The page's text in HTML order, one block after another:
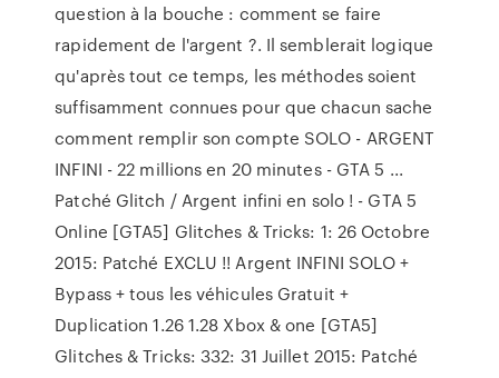
question à la bouche : comment se faire
rapidement de l'argent ?. Il semblerait logique
qu'après tout ce temps, les méthodes soient
suffisamment connues pour que chacun sache
comment remplir son compte SOLO - ARGENT
INFINI - 22 millions en 20 minutes - GTA 5 ...
Patché Glitch / Argent infini en solo ! - GTA 5
Online [GTA5] Glitches & Tricks: 1: 26 Octobre
2015: Patché EXCLU !! Argent INFINI SOLO +
Bypass + tous les véhicules Gratuit +
Duplication 1.26 1.28 Xbox & one [GTA5]
Glitches & Tricks: 332: 31 Juillet 2015: Patché